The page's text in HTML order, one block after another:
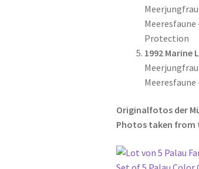
Protection
1992 Marine
Originalfotos der
Photos taken from